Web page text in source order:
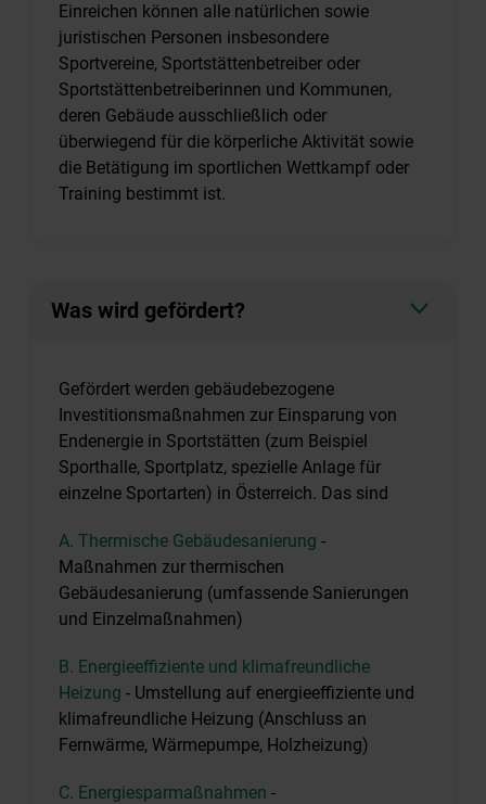
Einreichen können alle natürlichen sowie
juristischen Personen insbesondere
Sportvereine, Sportstättenbetreiber oder
Sportstättenbetreiberinnen und Kommunen,
deren Gebäude ausschließlich oder
überwiegend für die körperliche Aktivität sowie
die Betätigung im sportlichen Wettkampf oder
Training bestimmt ist.
Was wird gefördert?
Gefördert werden gebäudebezogene
Investitionsmaßnahmen zur Einsparung von
Endenergie in Sportstätten (zum Beispiel
Sporthalle, Sportplatz, spezielle Anlage für
einzelne Sportarten) in Österreich. Das sind
A. Thermische Gebäudesanierung -
Maßnahmen zur thermischen
Gebäudesanierung (umfassende Sanierungen
und Einzelmaßnahmen)
B. Energieeffiziente und klimafreundliche
Heizung - Umstellung auf energieeffiziente und
klimafreundliche Heizung (Anschluss an
Fernwärme, Wärmepumpe, Holzheizung)
C. Energiesparmaßnahmen -